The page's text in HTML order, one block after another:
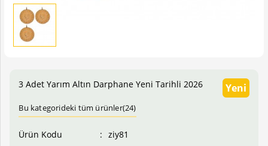
3 Adet Yarım Altın Darphane Yeni Tarihli 2026 Yeni
Ürün Kodu
ziy81
Bu kategorideki tüm ürünler(24)